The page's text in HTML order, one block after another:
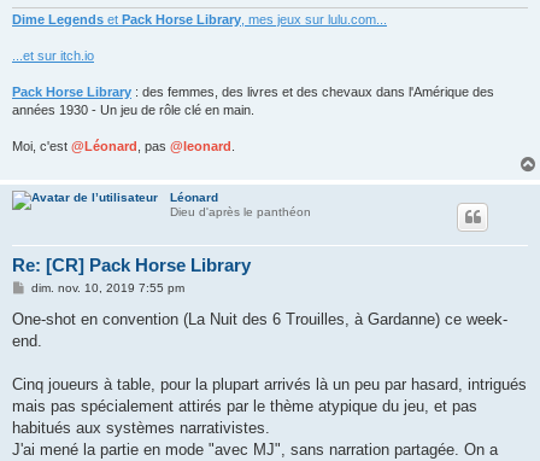
Dime Legends et Pack Horse Library , mes jeux sur lulu.com...
...et sur itch.io
Pack Horse Library : des femmes, des livres et des chevaux dans l'Amérique des
années 1930 - Un jeu de rôle clé en main.
Moi, c'est @Léonard , pas @leonard
Léonard
Dieu d'après le panthéon
Re: [CR] Pack Horse Library
M
s
a
dim. nov. 10, 2019 7:55 pm
One-shot en convention (La Nuit des 6 Trouilles, à Gardanne) ce week-
end.
Cinq joueurs à table, pour la plupart arrivés là un peu par hasard, intrigués
mais pas spécialement attirés par le thème atypique du jeu, et pas
habitués aux systèmes narrativistes.
J'ai mené la partie en mode "avec MJ", sans narration partagée. On a